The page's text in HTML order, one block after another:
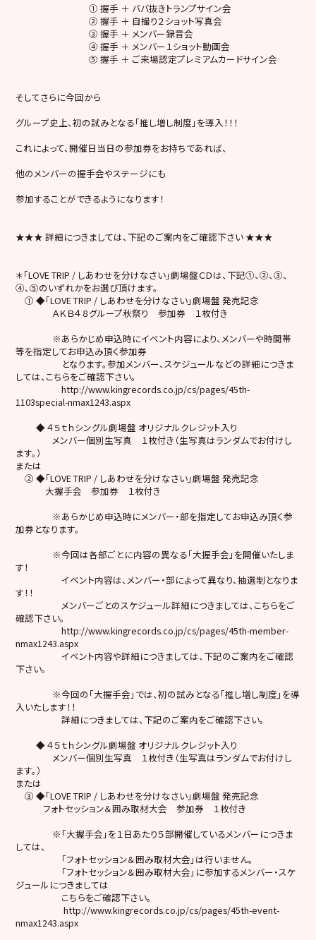
① 握手 ＋ ババ抜きトランプサイン会
② 握手 ＋ 自撮り２ショット写真会
③ 握手 ＋ メンバー録音会
④ 握手 ＋ メンバー１ショット動画会
⑤ 握手 ＋ ご来場認定プレミアムカードサイン会
そしてさらに今回から
グループ史上、初の試みとなる「推し増し制度」を導入！！！
これによって、開催日当日の参加券をお持ちであれば、
他のメンバーの握手会やステージにも
参加することができるようになります！
★★★ 詳細につきましては、下記のご案内をご確認下さい ★★★
＊「LOVE TRIP / しあわせを分けなさい」劇場盤ＣＤは、下記①、②、③、
④、⑤のいずれかをお選び頂けます。
① ◆「LOVE TRIP / しあわせを分けなさい」劇場盤 発売記念
ＡＫＢ４８グループ秋祭り 参加券 １枚付き
※あらかじめ申込時にイベント内容により、メンバーや時間帯
等を指定してお申込み頂く参加券
となります。参加メンバー、スケジュールなどの詳細につきま
しては、こちらをご確認下さい。
http://www.kingrecords.co.jp/cs/pages/45th-
1103special-nmax1243.aspx
◆ ４５ｔｈシングル劇場盤 オリジナルクレジット入り
メンバー個別生写真 １枚付き（生写真はランダムでお付けし
ます。）
または
② ◆「LOVE TRIP / しあわせを分けなさい」劇場盤 発売記念
大握手会 参加券 １枚付き
※あらかじめ申込時にメンバー・部を指定してお申込み頂く参
加券となります。
※今回は各部ごとに内容の異なる「大握手会」を開催いたしま
す！
イベント内容は、メンバー・部によって異なり、抽選制となりま
す！！
メンバーごとのスケジュール詳細につきましては、こちらをご
確認下さい。
http://www.kingrecords.co.jp/cs/pages/45th-member-
nmax1243.aspx
イベント内容や詳細につきましては、下記のご案内をご確認
下さい。
※今回の「大握手会」では、初の試みとなる「推し増し制度」を導
入いたします！！
詳細につきましては、下記のご案内をご確認下さい。
◆ ４５ｔｈシングル劇場盤 オリジナルクレジット入り
メンバー個別生写真 １枚付き（生写真はランダムでお付けし
ます。）
または
③ ◆「LOVE TRIP / しあわせを分けなさい」劇場盤 発売記念
フォトセッション＆囲み取材大会 参加券 １枚付き
※「大握手会」を１日あたり５部開催しているメンバーにつきま
しては、
「フォトセッション＆囲み取材大会」は行いません。
「フォトセッション＆囲み取材大会」に参加するメンバー・スケ
ジュールにつきましては
こちらをご確認下さい。
http://www.kingrecords.co.jp/cs/pages/45th-event-
nmax1243.aspx